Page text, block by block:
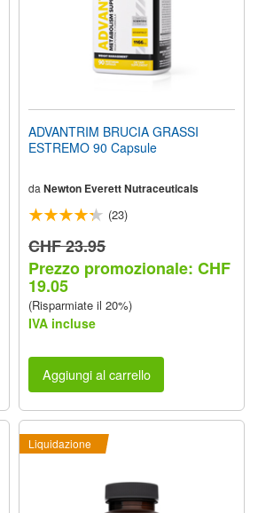
ADVANTRIM BRUCIA GRASSI
ESTREMO 90 Capsule
da Newton Everett Nutraceuticals
(23)
CHF 23.95
Prezzo promozionale: CHF
19.05
(Risparmiate il 20%)
IVA incluse
Aggiungi al carrello
Liquidazione